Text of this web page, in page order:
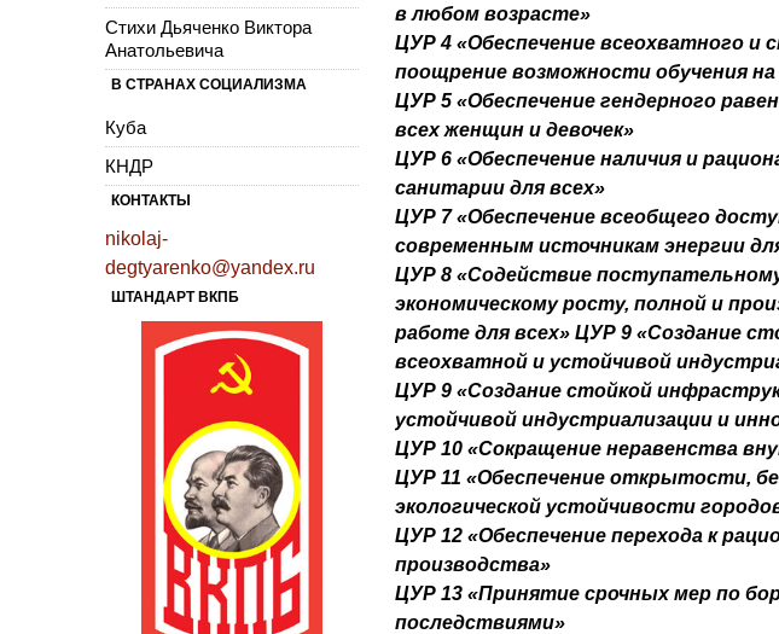
в любом возрасте»
ЦУР 4 «Обеспечение всеохватного и
поощрение возможности обучения
ЦУР 5 «Обеспечение гендерного
всех женщин и девочек»
ЦУР 6 «Обеспечение наличия и
санитарии для всех»
ЦУР 7 «Обеспечение всеобщего
современным источникам энергии
ЦУР 8 «Содействие
экономическому росту, полной и
работе для всех» ЦУР 9 «Создание
всеохватной и устойчивой
ЦУР 9 «Создание стойкой
устойчивой индустриализации и
ЦУР 10 «Сокращение неравенства
ЦУР 11 «Обеспечение открытости,
экологической устойчивости
ЦУР 12 «Обеспечение перехода к
производства»
ЦУР 13 «Принятие срочных мер по
последствиями»
Стихи Дьяченко Виктора
Анатольевича
В СТРАНАХ СОЦИАЛИЗМА
Куба
КНДР
КОНТАКТЫ
nikolaj-
degtyarenko@yandex.ru
ШТАНДАРТ ВКПБ